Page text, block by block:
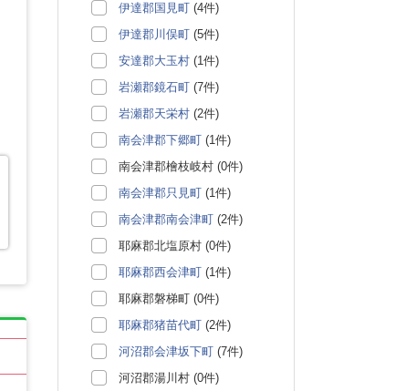
伊達郡国見町 (4件)
伊達郡川俣町 (5件)
安達郡大玉村 (1件)
岩瀬郡鏡石町 (7件)
岩瀬郡天栄村 (2件)
南会津郡下郷町 (1件)
南会津郡檜枝岐村 (0件)
南会津郡只見町 (1件)
南会津郡南会津町 (2件)
耶麻郡北塩原村 (0件)
耶麻郡西会津町 (1件)
耶麻郡磐梯町 (0件)
耶麻郡猪苗代町 (2件)
河沼郡会津坂下町 (7件)
河沼郡湯川村 (0件)